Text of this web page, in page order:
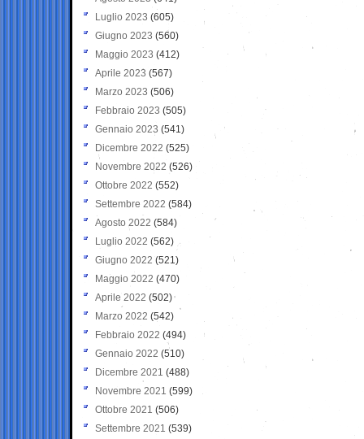
Luglio 2023 (605)
Giugno 2023 (560)
Maggio 2023 (412)
Aprile 2023 (567)
Marzo 2023 (506)
Febbraio 2023 (505)
Gennaio 2023 (541)
Dicembre 2022 (525)
Novembre 2022 (526)
Ottobre 2022 (552)
Settembre 2022 (584)
Agosto 2022 (584)
Luglio 2022 (562)
Giugno 2022 (521)
Maggio 2022 (470)
Aprile 2022 (502)
Marzo 2022 (542)
Febbraio 2022 (494)
Gennaio 2022 (510)
Dicembre 2021 (488)
Novembre 2021 (599)
Ottobre 2021 (506)
Settembre 2021 (539)